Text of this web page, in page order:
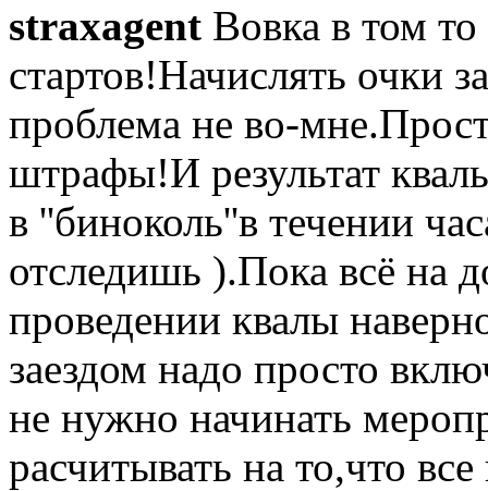
straxagent Вовка в том
стартов!Начислять очки
проблема не во-
штрафы!И результат
в ''биноколь''в течении
отследишь ).Пока всё на
проведении квалы
заездом надо просто
не нужно начинать
расчитывать на то,что